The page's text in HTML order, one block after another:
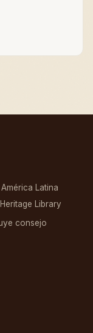
Latina
Library
consejo